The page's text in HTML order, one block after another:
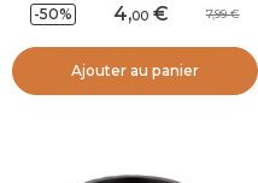
-50% 4,00 7,99
Ajouter au panier